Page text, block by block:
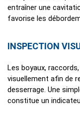
entraîner une
favorise les
INSPECTION
Les boyaux,
visuellement afin de
desserrage. Une
constitue un